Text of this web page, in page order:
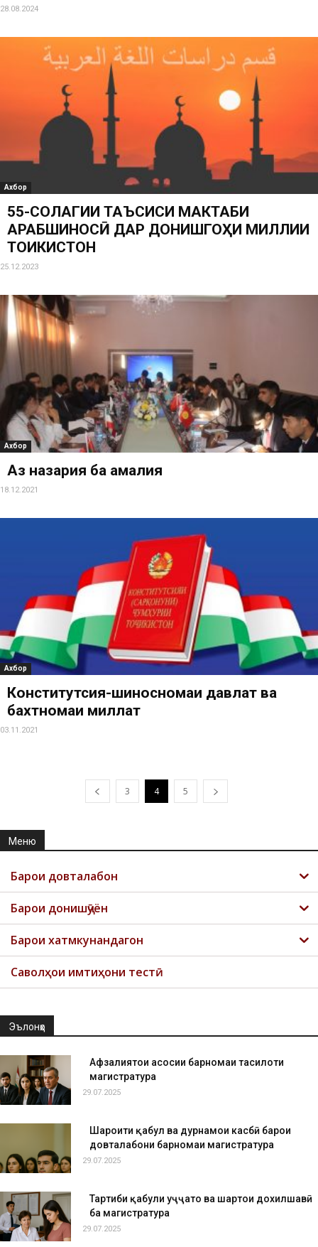
28.08.2024
Ахбор
55-СОЛАГИИ ТАЪСИСИ МАКТАБИ
АРАБШИНОСӢ ДАР ДОНИШГОҲИ МИЛЛИИ
ТОҶИКИСТОН
25.12.2023
Ахбор
Аз назария ба амалия
18.12.2021
Ахбор
Конститутсия-шиносномаи давлат ва
бахтномаи миллат
03.11.2021
3 4 5
Меню
Барои довталабон
Барои донишҷӯён
Барои хатмкунандагон
Саволҳои имтиҳони тестӣ
Эълонҳо
Афзалиятҳои асосии барномаи таҳсилоти
магистратура
29.07.2025
Шароити қабул ва дурнамои касбӣ барои
довталабони барномаи магистратура
29.07.2025
Тартиби қабули ҳуҷҷатҳо ва шартҳои дохилшавӣ
ба магистратура
29.07.2025